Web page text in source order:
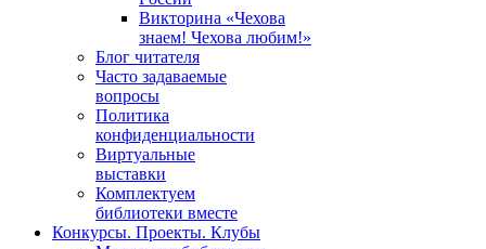
Викторина «Чехова
знаем! Чехова любим!»
Блог читателя
Часто задаваемые
вопросы
Политика
конфиденциальности
Виртуальные
выставки
Комплектуем
библиотеки вместе
Конкурсы. Проекты. Клубы